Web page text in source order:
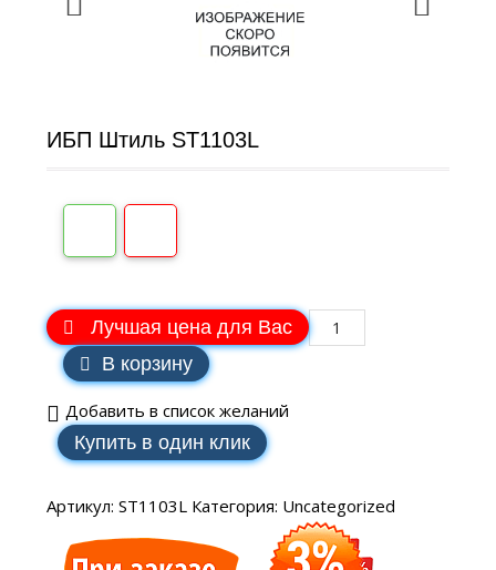
ИБП Штиль ST1103L
Лучшая цена для Вас
В корзину
Добавить в список желаний
Купить в один клик
Артикул: ST1103L Категория: Uncategorized